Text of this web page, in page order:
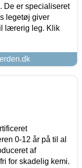
De er specialiseret
legetøj giver
lærerig leg. Klik
0-12 år på til al
af
for skadelig kemi.